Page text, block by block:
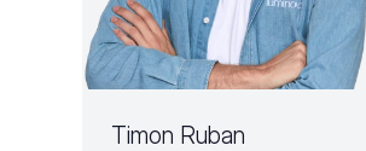
Timon Ruban